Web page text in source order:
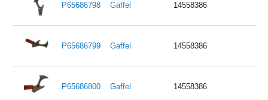
P65686798 Gaffel 14558386
P65686799 Gaffel 14558386
P65686800 Gaffel 14558386